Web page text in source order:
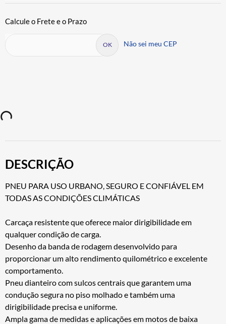
Não sei meu CEP
DESCRIÇÃO
PNEU PARA USO URBANO, SEGURO E CONFIÁVEL EM
TODAS AS CONDIÇÕES CLIMÁTICAS
Carcaça resistente que oferece maior dirigibilidade em
qualquer condição de carga.
Desenho da banda de rodagem desenvolvido para
proporcionar um alto rendimento quilométrico e excelente
comportamento.
Pneu dianteiro com sulcos centrais que garantem uma
condução segura no piso molhado e também uma
dirigibilidade precisa e uniforme.
Ampla gama de medidas e aplicações em motos de baixa